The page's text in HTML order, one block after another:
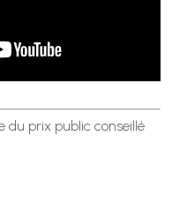
du prix public conseillé